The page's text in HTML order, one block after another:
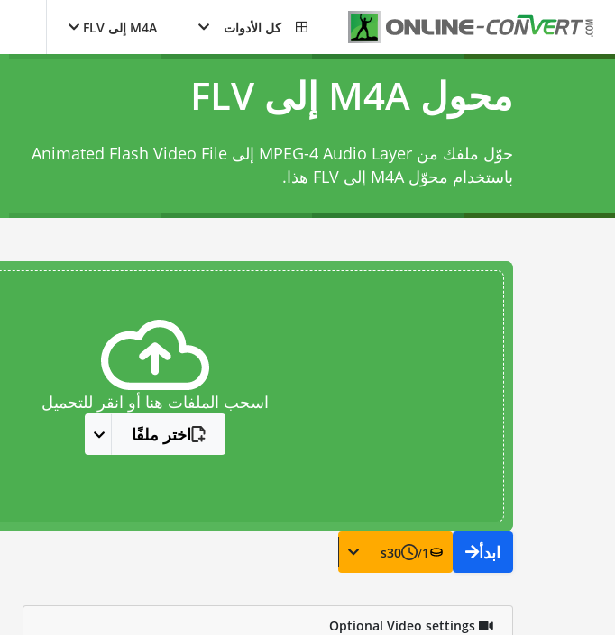
كل الأدوات M4A إلى FLV
محول M4A إلى FLV
حوّل ملفك من MPEG-4 Audio Layer إلى Animated Flash Video File
باستخدام محوّل M4A إلى FLV هذا.
اسحب الملفات هنا أو انقر للتحميل
اختر ملفًا
ابدأ 1
/
30
s
Optional Video settings